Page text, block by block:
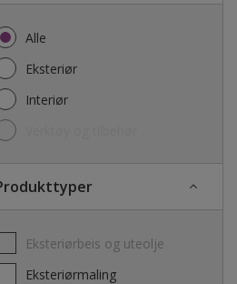
Alle
Eksteriør
Interiør
Produkttyper
Eksteriørbeis og uteolje
Eksteriørmaling